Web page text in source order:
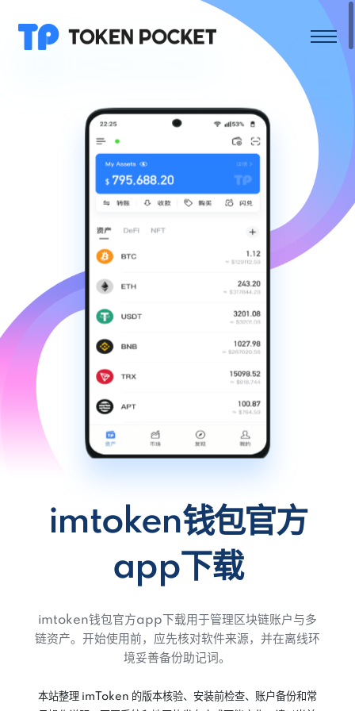
imtoken钱包官方
app下载
imtoken钱包官方app下载用于管理区块链账户与多
链资产。开始使用前，应先核对软件来源，并在离线环
境妥善备份助记词。
本站整理 imToken 的版本核验、安装前检查、账户备份和常